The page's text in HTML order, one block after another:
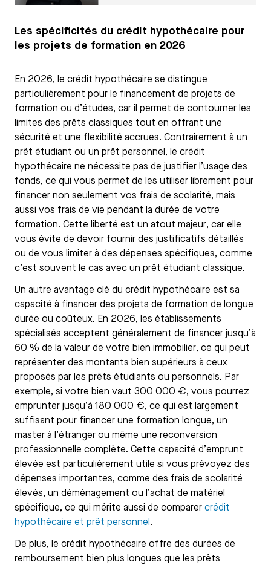
Les spécificités du crédit hypothécaire pour
les projets de formation en 2026
En 2026, le crédit hypothécaire se distingue
particulièrement pour le financement de projets de
formation ou d’études, car il permet de contourner les
limites des prêts classiques tout en offrant une
sécurité et une flexibilité accrues. Contrairement à un
prêt étudiant ou un prêt personnel, le crédit
hypothécaire ne nécessite pas de justifier l’usage des
fonds, ce qui vous permet de les utiliser librement pour
financer non seulement vos frais de scolarité, mais
aussi vos frais de vie pendant la durée de votre
formation. Cette liberté est un atout majeur, car elle
vous évite de devoir fournir des justificatifs détaillés
ou de vous limiter à des dépenses spécifiques, comme
c’est souvent le cas avec un prêt étudiant classique.
Un autre avantage clé du crédit hypothécaire est sa
capacité à financer des projets de formation de longue
durée ou coûteux. En 2026, les établissements
spécialisés acceptent généralement de financer jusqu’à
60 % de la valeur de votre bien immobilier, ce qui peut
représenter des montants bien supérieurs à ceux
proposés par les prêts étudiants ou personnels. Par
exemple, si votre bien vaut 300 000 €, vous pourrez
emprunter jusqu’à 180 000 €, ce qui est largement
suffisant pour financer une formation longue, un
master à l’étranger ou même une reconversion
professionnelle complète. Cette capacité d’emprunt
élevée est particulièrement utile si vous prévoyez des
dépenses importantes, comme des frais de scolarité
élevés, un déménagement ou l’achat de matériel
spécifique, ce qui mérite aussi de comparer crédit
hypothécaire et prêt personnel.
De plus, le crédit hypothécaire offre des durées de
remboursement bien plus longues que les prêts